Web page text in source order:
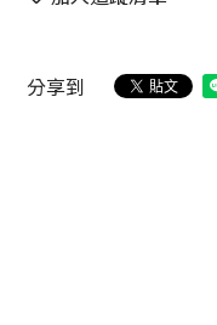
分享到